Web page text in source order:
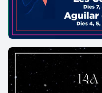
vents, pluges i
aquesta espectacular
admirem. Ajudaria a
materials emergits,
conglomerats (còdols,
calcari), que els